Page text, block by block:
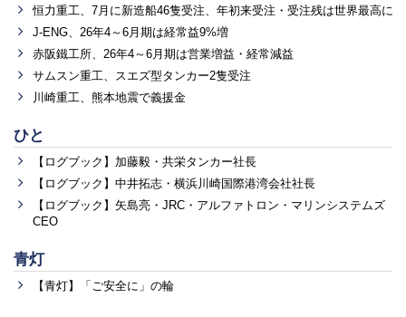
恒力重工、7月に新造船46隻受注、年初来受注・受注残は世界最高に
J-ENG、26年4～6月期は経常益9%増
赤阪鐵工所、26年4～6月期は営業増益・経常減益
サムスン重工、スエズ型タンカー2隻受注
川崎重工、熊本地震で義援金
ひと
【ログブック】加藤毅・共栄タンカー社長
【ログブック】中井拓志・横浜川崎国際港湾会社社長
【ログブック】矢島亮・JRC・アルファトロン・マリンシステムズ
CEO
青灯
【青灯】「ご安全に」の輪